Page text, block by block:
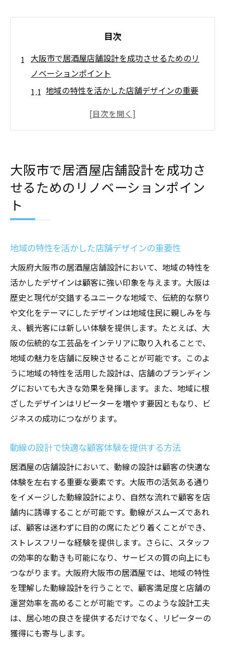
目次
大阪市で居酒屋店舗設計を成功させるためのリ
ノベーションポイント
地域の特性を活かした店舗デザインの重要
動線の設計で快適な顧客体験を提供する方
大阪市の文化を反映した店内装飾の工夫
リピーターを増やす居心地の良さの秘訣
ント
設計
木材を用いた温もりのあるインテリア
和紙の活用で生まれる柔らかい光の演出
伝統的な素材がもたらす居心地の良さ
自然素材を活かしたエコフレンドリーな設
計
居酒屋の雰囲気を高める装飾アイデア
地域の職人技を取り入れた装飾品の選び方
効率的な動線がもたらす居心地の良い大阪市の
居酒屋デザイン
動線設計でお客様の動きをスムーズに
視覚的効果を考えた空間の配置
スタッフと顧客双方に優しい動線設計
動線改善でビジネス効率を向上させる方法
空間の活用で収益を増やす工夫
地域文化を取り入れた大阪市の居酒屋リノベー
ションアイデア
地元のアートと文化を反映するデザイン
地域の祭りやイベントを活かした装飾
大阪特有の食文化を感じさせるインテリア
地域文化を反映したメニューの提案
地元住民を呼び込む魅力的なデザイン要素
地域の歴史を活かしたストーリーテリング
大阪市で居酒屋店舗設計を成功さ
せるためのリノベーションポイン
ト
地域の特性を活かした店舗デザインの重要性
大阪府大阪市の居酒屋店舗設計において、地域の特性を
活かしたデザインは顧客に強い印象を与えます。大阪は
歴史と現代が交錯するユニークな地域で、伝統的な祭り
や文化をテーマにしたデザインは地域住民に親しみを与
え、観光客には新しい体験を提供します。たとえば、大
阪の伝統的な工芸品をインテリアに取り入れることで、
地域の魅力を店舗に反映させることが可能です。このよ
うに地域の特性を活用した設計は、店舗のブランディン
グにおいても大きな効果を発揮します。また、地域に根
ざしたデザインはリピーターを増やす要因ともなり、ビ
ジネスの成功につながります。
動線の設計で快適な顧客体験を提供する方法
居酒屋の店舗設計において、動線の設計は顧客の快適な
体験を左右する重要な要素です。大阪市の活気ある通り
をイメージした動線設計により、自然な流れで顧客を店
舗内に誘導することが可能です。動線がスムーズであれ
ば、顧客は迷わずに目的の席にたどり着くことができ、
ストレスフリーな経験を提供します。さらに、スタッフ
の効率的な動きも可能になり、サービスの質の向上にも
つながります。大阪府大阪市の居酒屋では、地域の特性
を理解した動線設計を行うことで、顧客満足度と店舗の
運営効率を高めることが可能です。このような設計工夫
は、居心地の良さを提供するだけでなく、リピーターの
獲得にも寄与します。